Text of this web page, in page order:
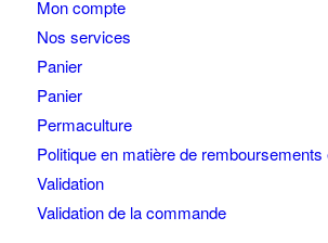
Mon compte
Nos services
Panier
Panier
Permaculture
Politique en matière de remboursements
Validation
Validation de la commande